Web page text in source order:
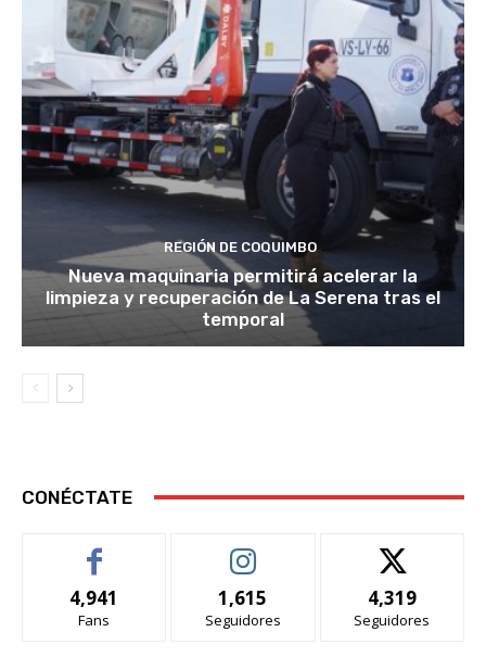
REGIÓN DE COQUIMBO
Nueva maquinaria permitirá acelerar la
limpieza y recuperación de La Serena tras el
temporal
CONÉCTATE
4,941
Fans
1,615
Seguidores
4,319
Seguidores